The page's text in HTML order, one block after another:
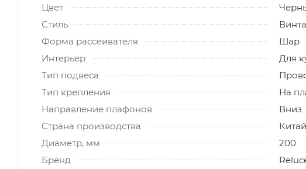
Цвет
Стиль
Форма рассеивателя
Шар
Интерьер
Для
Тип подвеса
Тип крепления
На
Направление плафонов
Вниз
Страна производства
Китай
Диаметр, мм
200
Бренд